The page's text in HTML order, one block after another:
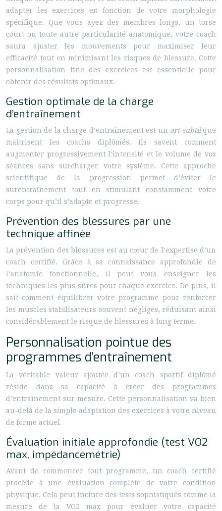
adapter les exercices en fonction de votre morphologie
spécifique. Que vous ayez des membres longs, un torse
court ou toute autre particularité anatomique, votre coach
saura ajuster les mouvements pour maximiser leur
efficacité tout en minimisant les risques de blessure. Cette
personnalisation fine des exercices est essentielle pour
obtenir des résultats optimaux.
Gestion optimale de la charge
d’entraînement
La gestion de la charge d’entraînement est un art subtilque
maîtrisent les coachs diplômés. Ils savent comment
augmenter progressivement l’intensité et le volume de vos
séances sans surcharger votre système. Cette approche
scientifique de la progression permet d’éviter le
surentraînement tout en stimulant constamment votre
corps pour qu’il s’adapte et progresse.
Prévention des blessures par une
technique affinée
La prévention des blessures est au cœur de l’expertise d’un
coach certifié. Grâce à sa connaissance approfondie de
l’anatomie fonctionnelle, il peut vous enseigner les
techniques les plus sûres pour chaque exercice. De plus, il
sait comment équilibrer votre programme pour renforcer
les muscles stabilisateurs souvent négligés, réduisant ainsi
considérablement le risque de blessures à long terme.
Personnalisation pointue des
programmes d’entraînement
La véritable valeur ajoutée d’un coach sportif diplômé
réside dans sa capacité à créer des programmes
d’entraînement sur mesure. Cette personnalisation va bien
au-delà de la simple adaptation des exercices à votre niveau
de forme actuel.
Évaluation initiale approfondie (test VO2
max, impédancemétrie)
Avant de commencer tout programme, un coach certifié
procède à une évaluation complète de votre condition
physique. Cela peut inclure des tests sophistiqués comme la
mesure de la VO2 max pour évaluer votre capacité